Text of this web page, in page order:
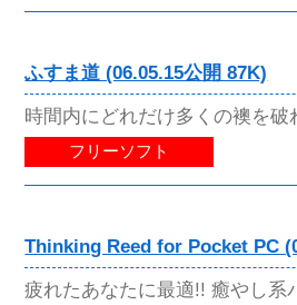
ふすま道 (06.05.15公開 87K)
時間内にどれだけ多くの襖を破
フリーソフト
Thinking Reed for Pocket PC
疲れたあなたに最適!! 癒やし系